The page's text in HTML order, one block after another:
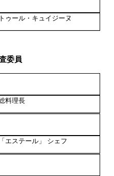
ゥール・キュイジーヌ
委員
料理長
エステール」 シェフ